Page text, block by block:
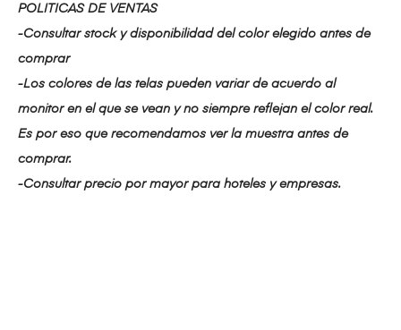
POLITICAS DE VENTAS
-Consultar stock y disponibilidad del color elegido antes de
comprar
-Los colores de las telas pueden variar de acuerdo al
monitor en el que se vean y no siempre reflejan el color real.
Es por eso que recomendamos ver la muestra antes de
comprar.
-Consultar precio por mayor para hoteles y empresas.